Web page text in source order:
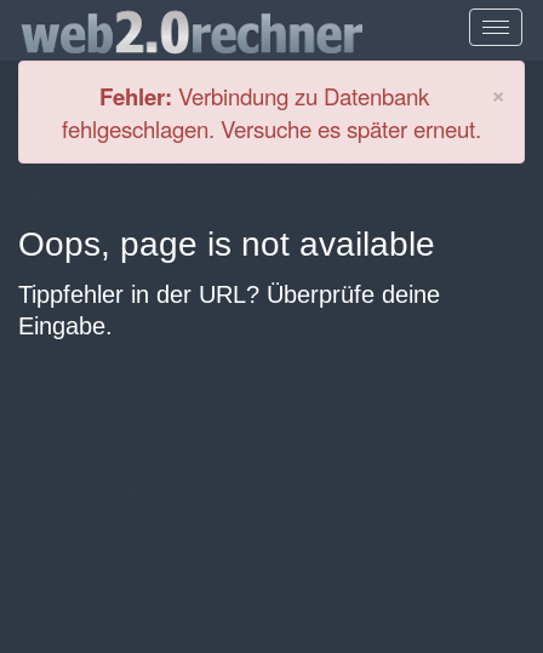
×
Fehler: Verbindung zu Datenbank
fehlgeschlagen. Versuche es später erneut.
Oops, page is not available
Tippfehler in der URL? Überprüfe deine
Eingabe.